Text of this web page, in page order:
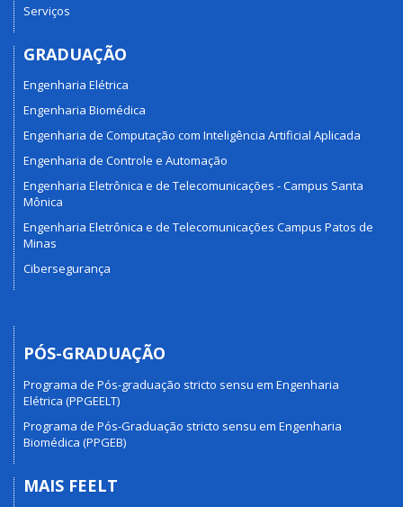
Serviços
GRADUAÇÃO
Engenharia Elétrica
Engenharia Biomédica
Engenharia de Computação com Inteligência Artificial Aplicada
Engenharia de Controle e Automação
Engenharia Eletrônica e de Telecomunicações - Campus Santa
Mônica
Engenharia Eletrônica e de Telecomunicações Campus Patos de
Minas
Cibersegurança
PÓS-GRADUAÇÃO
Programa de Pós-graduação stricto sensu em Engenharia
Elétrica (PPGEELT)
Programa de Pós-Graduação stricto sensu em Engenharia
Biomédica (PPGEB)
MAIS FEELT